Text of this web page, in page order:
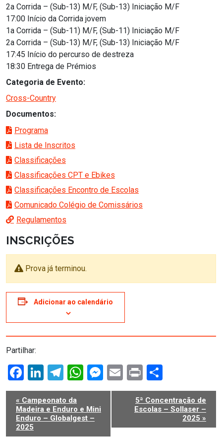
2a Corrida – (Sub-13) M/F, (Sub-13) Iniciação M/F
17:00 Início da Corrida jovem
1a Corrida – (Sub-11) M/F, (Sub-11) Iniciação M/F
2a Corrida – (Sub-13) M/F, (Sub-13) Iniciação M/F
17:45 Início do percurso de destreza
18:30 Entrega de Prémios
Categoria de Evento:
Cross-Country
Documentos:
Programa
Lista de Inscritos
Classificações
Classificações CPT e Ebikes
Classificações Encontro de Escolas
Comunicado Colégio de Comissários
Regulamentos
INSCRIÇÕES
Prova já terminou.
Adicionar ao calendário
Partilhar:
Facebook
LinkedIn
Telegram
WhatsApp
Messenger
Email
Print
NAVEGAÇÃO
DO
EVENTO
« Campeonato da
Madeira e Enduro e Mini
Enduro – Globalgest –
2025
5ª Concentração de
Escolas – Sollaser –
2025 »